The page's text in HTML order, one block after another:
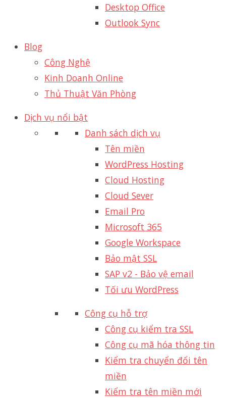
Desktop Office
Outlook Sync
Blog
Công Nghệ
Kinh Doanh Online
Thủ Thuật Văn Phòng
Dịch vụ nổi bật
Danh sách dịch vụ
Tên miền
WordPress Hosting
Cloud Hosting
Cloud Sever
Email Pro
Microsoft 365
Google Workspace
Bảo mật SSL
SAP v2 - Bảo vệ email​
Tối ưu WordPress
Công cụ hỗ trợ
Công cụ kiểm tra SSL
Công cụ mã hóa thông tin
Kiểm tra chuyển đổi tên
miền
Kiểm tra tên miền mới